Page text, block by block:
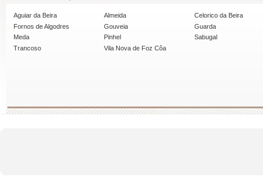
Aguiar da Beira Almeida
Celorico da Beira
Fornos de Algodres
Gouveia
Guarda
Meda
Pinhel
Sabugal
Trancoso
Vila Nova de Foz Côa